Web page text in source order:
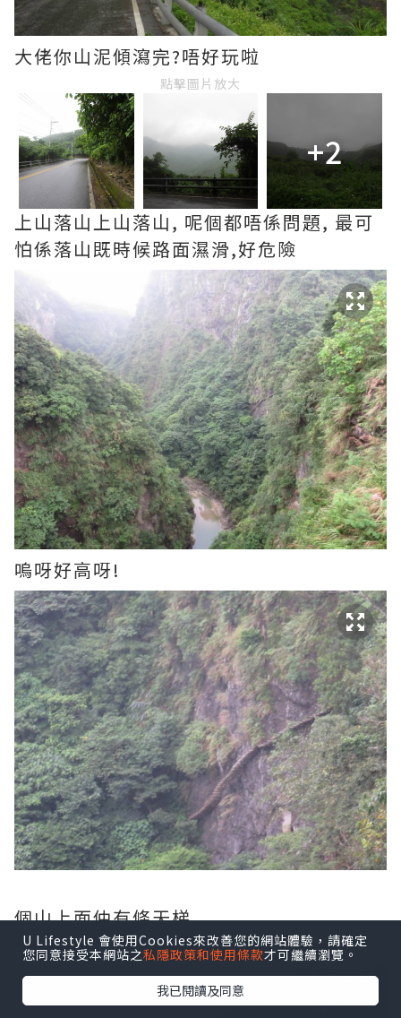
大佬你山泥傾瀉完?唔好玩啦
點擊圖片放大
+2
上山落山上山落山, 呢個都唔係問題, 最可
怕係落山既時候路面濕滑,好危險
嗚呀好高呀!
個山上面仲有條天梯
U Lifestyle 會使用Cookies來改善您的網站體驗，請確定
您同意接受本網站之私隱政策和使用條款才可繼續瀏覽。
我已閱讀及同意